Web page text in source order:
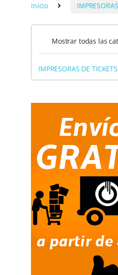
Inicio
Mostrar todas las
IMPRESORAS DE TICKETS